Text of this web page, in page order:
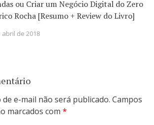
ou Criar um Negócio Digital do Zero
Rocha [Resumo + Review do Livro]
abril de 2018
de e-mail não será publicado. Campos
marcados com *